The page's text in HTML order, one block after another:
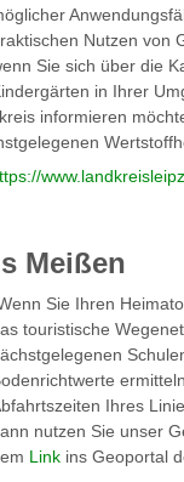
Nutzen von
Sie sich über die
in Ihrer
informieren
Meißen
Sie Ihren
touristische
Ihres
nutzen Sie unser
Link ins Geoportal